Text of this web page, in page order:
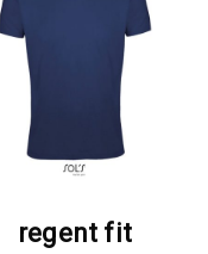
regent fit